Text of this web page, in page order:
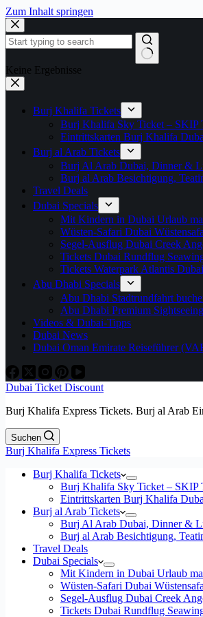
Zum Inhalt springen
Keine Ergebnisse
Burj Khalifa Tickets
Burj Khalifa Sky Ticket – SKIP
Eintrittskarten Burj Khalifa
Burj al Arab Tickets
Burj Al Arab Dubai, Dinner &
Burj al Arab Besichtigung,
Travel Deals
Dubai Specials
Mit Kindern in Dubai Urlaub
Wüsten-Safari Dubai
Segel-Ausflug Dubai Creek
Tickets Dubai Rundflug
Tickets Waterpark Atlantis Dubai
Abu Dhabi Specials
Abu Dhabi Stadtrundfahrt
Abu Dhabi Premium
Videos & Dubai-Tipps
Dubai News
Dubai Oman Emirate Reiseführer
Dubai Ticket Discount
Burj Khalifa Express Tickets. Burj al Arab
Suchen
Burj Khalifa Express Tickets
Burj Khalifa Tickets
Burj Khalifa Sky Ticket – SKIP
Eintrittskarten Burj Khalifa
Burj al Arab Tickets
Burj Al Arab Dubai, Dinner &
Burj al Arab Besichtigung,
Travel Deals
Dubai Specials
Mit Kindern in Dubai Urlaub
Wüsten-Safari Dubai
Segel-Ausflug Dubai Creek
Tickets Dubai Rundflug